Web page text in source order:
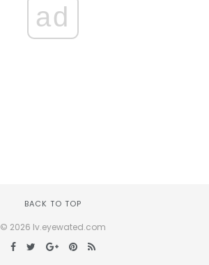
ad
BACK TO TOP
© 2026 lv.eyewated.com